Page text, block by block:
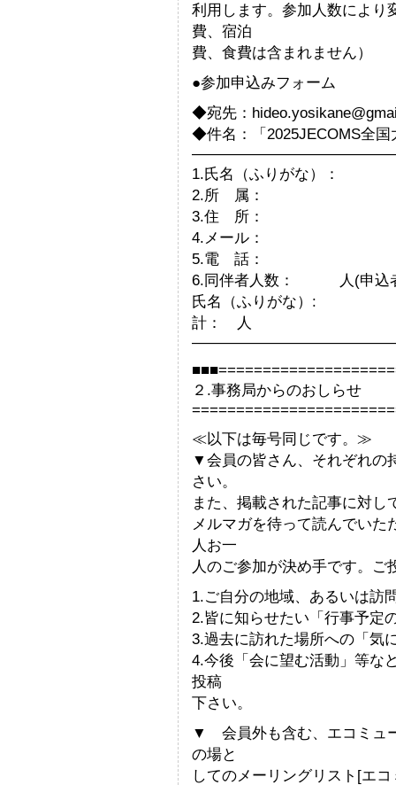
利用します。参加人数により
費、宿泊
費、食費は含まれません）
●参加申込みフォーム
◆宛先：
◆件名：「2025JECOMS全国
1.氏名（ふりがな）：
2.所 属： （会員
3.住 所：
4.メール：
5.電 話：
6.同伴者人数： 人(申込者
氏名（ふりがな）:
計： 人
２.事務局からのおしらせ
≪以下は毎号同じです。≫
▼会員の皆さん、それぞれの
さい。
また、掲載された記事に対
メルマガを待って読んでいた
人お一
人のご参加が決め手です。ご
1.ご自分の地域、あるいは訪
2.皆に知らせたい「行事予定
3.過去に訪れた場所への「気
4.今後「会に望む活動」等な
投稿
下さい。
▼ 会員外も含む、エコミュ
の場と
してのメーリングリスト[エ